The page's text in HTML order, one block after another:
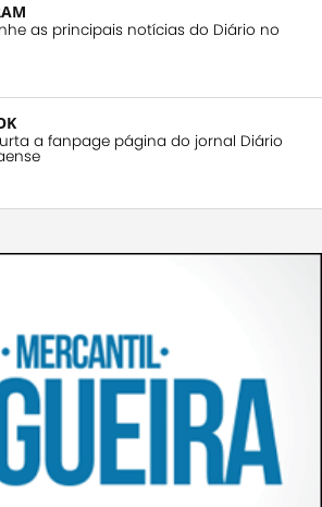
as principais notícias do Diário no
a fanpage página do jornal Diário